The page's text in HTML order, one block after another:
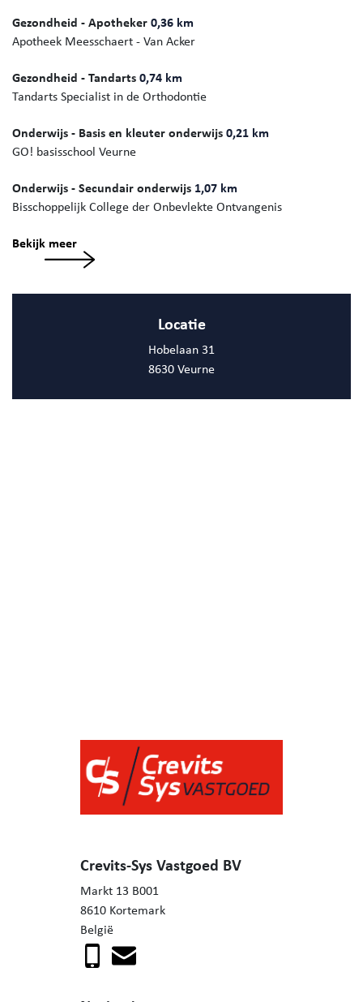
Gezondheid - Apotheker0,36 km
Apotheek Meesschaert - Van Acker
Gezondheid - Tandarts0,74 km
Tandarts Specialist in de Orthodontie
Onderwijs - Basis en kleuter onderwijs0,21 km
GO! basisschool Veurne
Onderwijs - Secundair onderwijs 1,07 km
Bisschoppelijk College der Onbevlekte Ontvangenis
Bekijk meer
Locatie
Hobelaan 31
8630 Veurne
Crevits-Sys Vastgoed BV
Markt 13 B001
8610 Kortemark
België